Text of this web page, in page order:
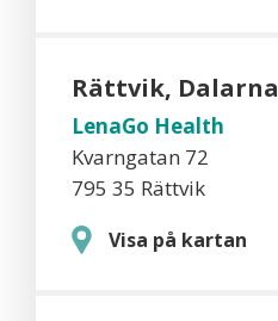
Rättvik, Dalarna
LenaGo Health
Kvarngatan 72
795 35 Rättvik
Visa på kartan